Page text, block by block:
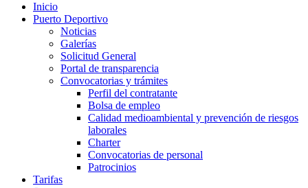
Inicio
Puerto Deportivo
Noticias
Galerías
Solicitud General
Portal de transparencia
Convocatorias y trámites
Perfil del contratante
Bolsa de empleo
Calidad medioambiental y prevención de riesgos
laborales
Charter
Convocatorias de personal
Patrocinios
Tarifas